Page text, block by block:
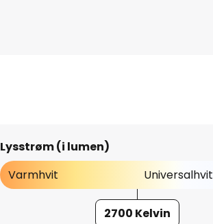
Lysstrøm (i lumen)
Varmhvit
Universalhvit
2700 Kelvin